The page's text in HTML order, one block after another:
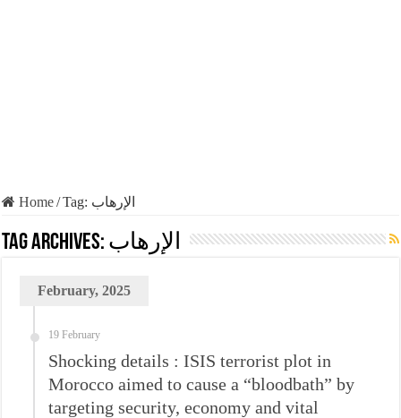
Home/Tag: الإرهاب
Tag Archives: الإرهاب
February, 2025
19 February
Shocking details : ISIS terrorist plot in
Morocco aimed to cause a “bloodbath” by
targeting security, economy and vital